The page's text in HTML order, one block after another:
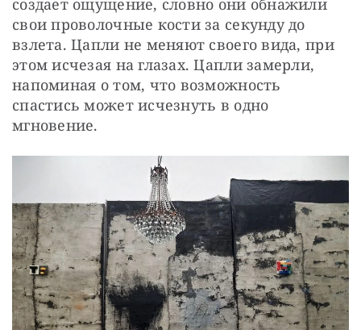
создает ощущение, словно они обнажили
свои проволочные кости за секунду до
взлета. Цапли не меняют своего вида, при
этом исчезая на глазах. Цапли замерли,
напоминая о том, что возможность
спастись может исчезнуть в одно
мгновение.